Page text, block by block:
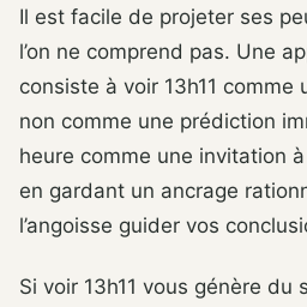
Il est facile de projeter ses
l’on ne comprend pas. Une
consiste à voir 13h11 comme
non comme une prédiction
heure comme une invitation
en gardant un ancrage
l’angoisse guider vos
Si voir 13h11 vous génère du